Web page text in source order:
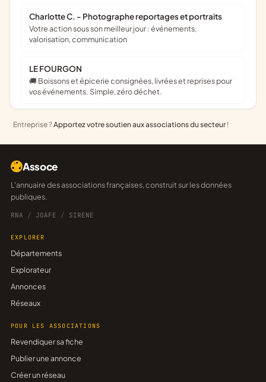
Charlotte C. - Photographe reportages et portraits
Votre action sous son meilleur jour : événements,
valorisation, communication
LE FOURGON
🚚 Boissons et épicerie consignées, livrées et reprises pour
vos événements. Simple, zéro déchet.
Entreprise ?Apportez votre soutien aux associations du secteur !
Assoce
L'annuaire des associations françaises, construit sur les données
publiques.
RNA / JOAFE / SIRENE
EXPLORER
Départements
Explorateur
Annonces
Réseaux
POUR LES ASSOCIATIONS
Revendiquer sa fiche
Publier une annonce
Créer un réseau